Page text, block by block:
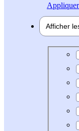
Appliquer
Afficher
Type